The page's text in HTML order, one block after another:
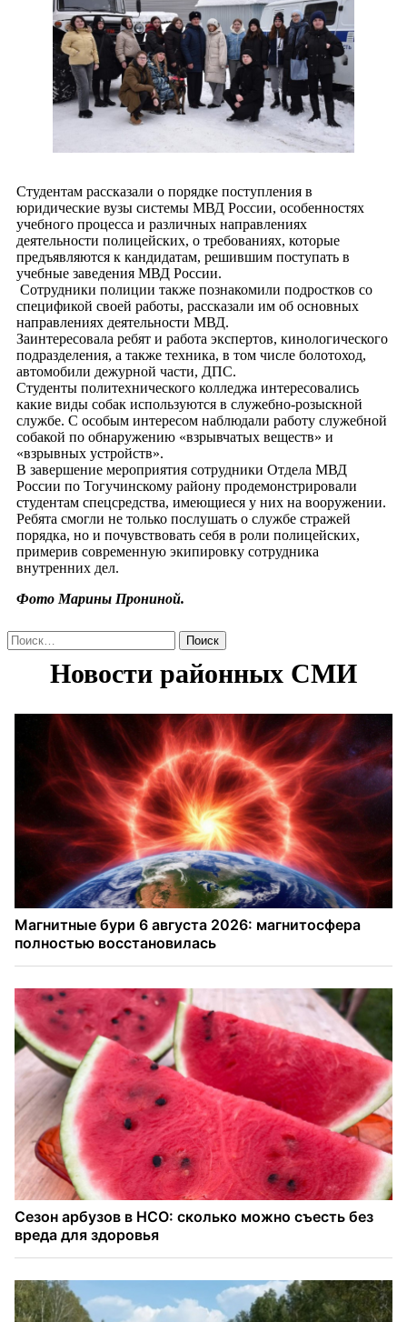
Студентам рассказали о порядке поступления в
юридические вузы системы МВД России, особенностях
учебного процесса и различных направлениях
деятельности полицейских, о требованиях, которые
предъявляются к кандидатам, решившим поступать в
учебные заведения МВД России.
Сотрудники полиции также познакомили подростков со
спецификой своей работы, рассказали им об основных
направлениях деятельности МВД.
Заинтересовала ребят и работа экспертов, кинологического
подразделения, а также техника, в том числе болотоход,
автомобили дежурной части, ДПС.
Студенты политехнического колледжа интересовались
какие виды собак используются в служебно-розыскной
службе. С особым интересом наблюдали работу служебной
собакой по обнаружению «взрывчатых веществ» и
«взрывных устройств».
В завершение мероприятия сотрудники Отдела МВД
России по Тогучинскому району продемонстрировали
студентам спецсредства, имеющиеся у них на вооружении.
Ребята смогли не только послушать о службе стражей
порядка, но и почувствовать себя в роли полицейских,
примерив современную экипировку сотрудника
внутренних дел.
Фото Марины Прониной.
Найти: